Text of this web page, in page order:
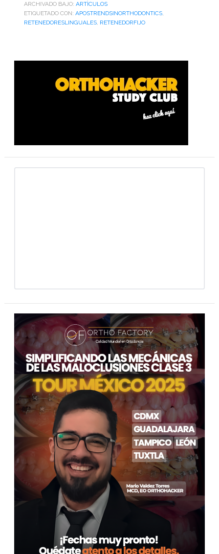
ARCHIVADO BAJO: ARTÌCULOS
ETIQUETADO CON: APOSTRENDSINORTHODONTICS,
RETENEDORESLINGUALES, RETENEDORFIJO
Barra
primaria